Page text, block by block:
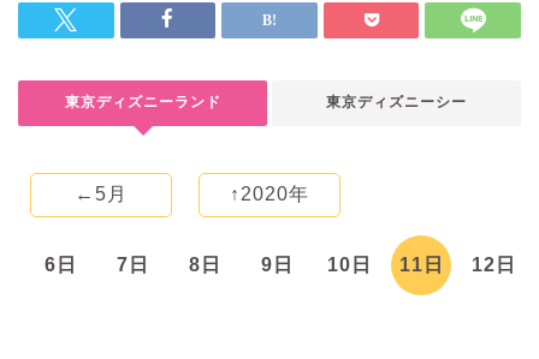
東京ディズニーランド 東京ディズニーシー
←5月 ↑2020年
6日 7日 8日 9日 10日 11日 12日